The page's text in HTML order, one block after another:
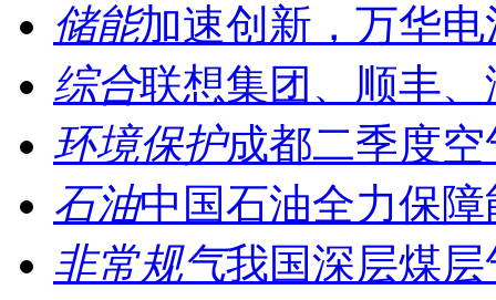
储能加速创新，万华
综合联想集团、顺丰
环境保护成都二季度
石油中国石油全力保
非常规气我国深层煤